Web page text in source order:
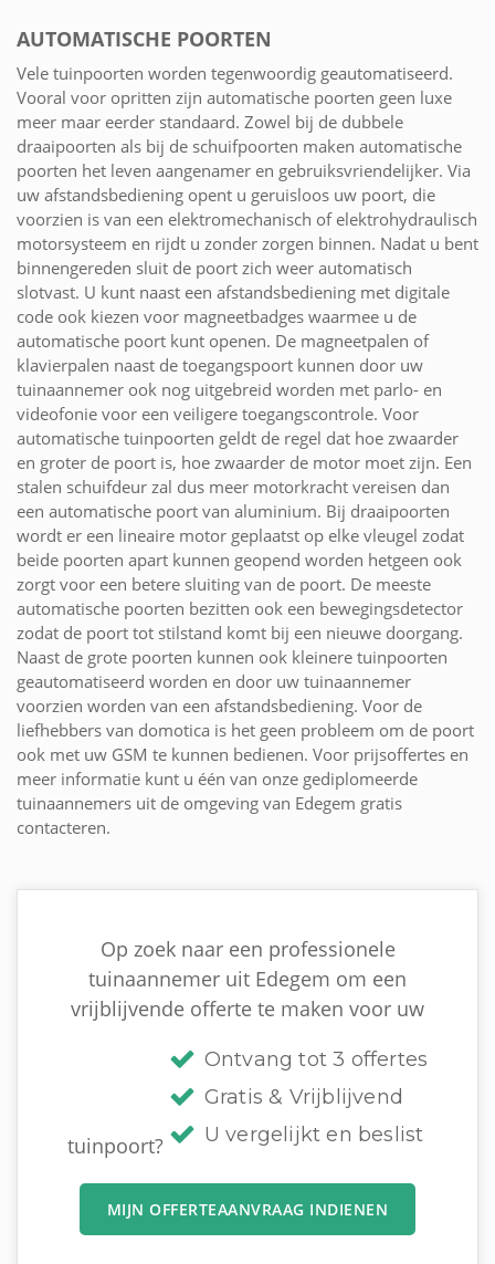
AUTOMATISCHE POORTEN
Vele tuinpoorten worden tegenwoordig geautomatiseerd.
Vooral voor opritten zijn automatische poorten geen luxe
meer maar eerder standaard. Zowel bij de dubbele
draaipoorten als bij de schuifpoorten maken automatische
poorten het leven aangenamer en gebruiksvriendelijker. Via
uw afstandsbediening opent u geruisloos uw poort, die
voorzien is van een elektromechanisch of elektrohydraulisch
motorsysteem en rijdt u zonder zorgen binnen. Nadat u bent
binnengereden sluit de poort zich weer automatisch
slotvast. U kunt naast een afstandsbediening met digitale
code ook kiezen voor magneetbadges waarmee u de
automatische poort kunt openen. De magneetpalen of
klavierpalen naast de toegangspoort kunnen door uw
tuinaannemer ook nog uitgebreid worden met parlo- en
videofonie voor een veiligere toegangscontrole. Voor
automatische tuinpoorten geldt de regel dat hoe zwaarder
en groter de poort is, hoe zwaarder de motor moet zijn. Een
stalen schuifdeur zal dus meer motorkracht vereisen dan
een automatische poort van aluminium. Bij draaipoorten
wordt er een lineaire motor geplaatst op elke vleugel zodat
beide poorten apart kunnen geopend worden hetgeen ook
zorgt voor een betere sluiting van de poort. De meeste
automatische poorten bezitten ook een bewegingsdetector
zodat de poort tot stilstand komt bij een nieuwe doorgang.
Naast de grote poorten kunnen ook kleinere tuinpoorten
geautomatiseerd worden en door uw tuinaannemer
voorzien worden van een afstandsbediening. Voor de
liefhebbers van domotica is het geen probleem om de poort
ook met uw GSM te kunnen bedienen. Voor prijsoffertes en
meer informatie kunt u één van onze gediplomeerde
tuinaannemers uit de omgeving van Edegem gratis
contacteren.
Op zoek naar een professionele
tuinaannemer uit Edegem om een
vrijblijvende offerte te maken voor uw
tuinpoort?
Ontvang tot 3 offertes
Gratis & Vrijblijvend
U vergelijkt en beslist
MIJN OFFERTEAANVRAAG INDIENEN